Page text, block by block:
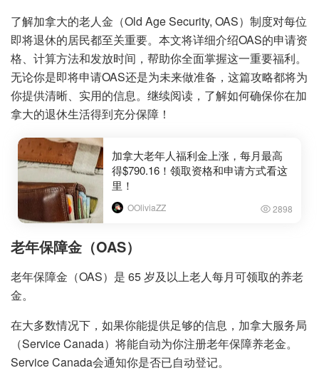
了解加拿大的老人金（Old Age Security, OAS）制度对每位
即将退休的居民都至关重要。本文将详细介绍OAS的申请资
格、计算方法和发放时间，帮助你全面掌握这一重要福利。
无论你是即将申请OAS还是为未来做准备，这篇攻略都将为
你提供清晰、实用的信息。继续阅读，了解如何确保你在加
拿大的退休生活得到充分保障！
加拿大老年人福利金上涨，每月最高
得$790.16！领取资格和申请方式看这
里！
OOliviaZZ 2898
老年保障金（OAS）
老年保障金（OAS）是 65 岁及以上老人每月可领取的养老
金。
在大多数情况下，如果你能提供足够的信息，加拿大服务局
（Service Canada）将能自动为你注册老年保障养老金。
Service Canada会通知你是否已自动登记。